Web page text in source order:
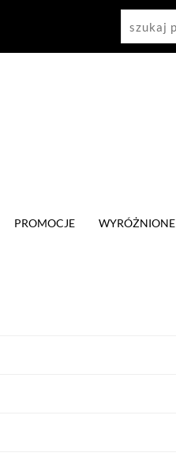
PROMOCJE WYRÓŻNIONE